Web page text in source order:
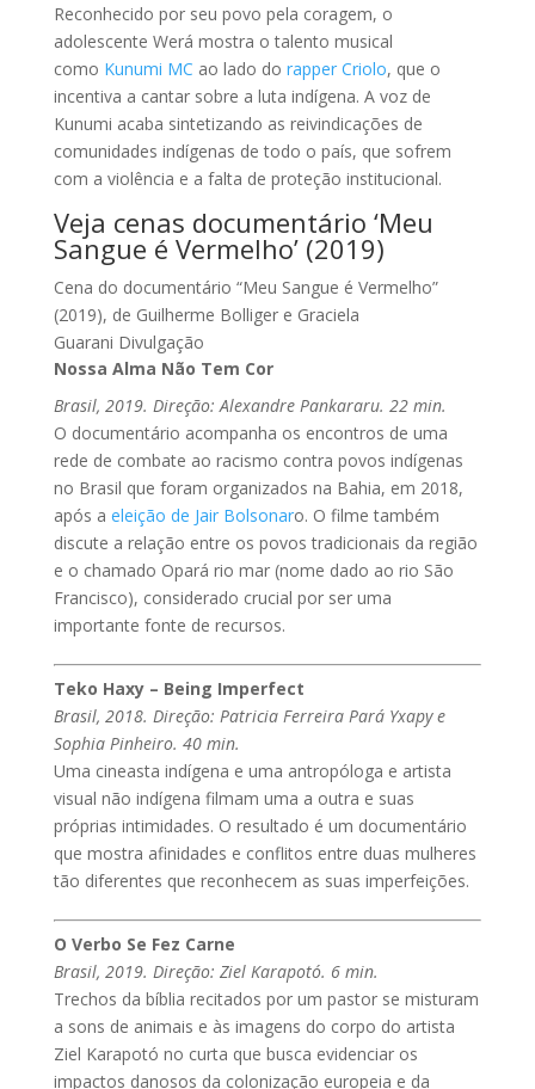
Reconhecido por seu povo pela coragem, o
adolescente Werá mostra o talento musical
como Kunumi MC ao lado do rapper Criolo, que o
incentiva a cantar sobre a luta indígena. A voz de
Kunumi acaba sintetizando as reivindicações de
comunidades indígenas de todo o país, que sofrem
com a violência e a falta de proteção institucional.
Veja cenas documentário ‘Meu
Sangue é Vermelho’ (2019)
Cena do documentário “Meu Sangue é Vermelho”
(2019), de Guilherme Bolliger e Graciela
Guarani Divulgação
Nossa Alma Não Tem Cor
Brasil, 2019. Direção: Alexandre Pankararu. 22 min.
O documentário acompanha os encontros de uma
rede de combate ao racismo contra povos indígenas
no Brasil que foram organizados na Bahia, em 2018,
após a eleição de Jair Bolsonaro. O filme também
discute a relação entre os povos tradicionais da região
e o chamado Opará rio mar (nome dado ao rio São
Francisco), considerado crucial por ser uma
importante fonte de recursos.
Teko Haxy – Being Imperfect
Brasil, 2018. Direção: Patricia Ferreira Pará Yxapy e
Sophia Pinheiro. 40 min.
Uma cineasta indígena e uma antropóloga e artista
visual não indígena filmam uma a outra e suas
próprias intimidades. O resultado é um documentário
que mostra afinidades e conflitos entre duas mulheres
tão diferentes que reconhecem as suas imperfeições.
O Verbo Se Fez Carne
Brasil, 2019. Direção: Ziel Karapotó. 6 min.
Trechos da bíblia recitados por um pastor se misturam
a sons de animais e às imagens do corpo do artista
Ziel Karapotó no curta que busca evidenciar os
impactos danosos da colonização europeia e da